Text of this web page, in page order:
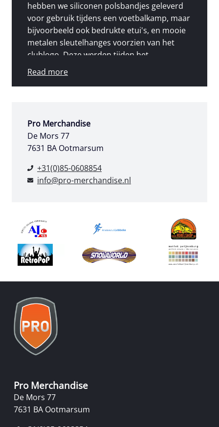
hebben we siliconen polsbandjes geleverd
voor gebruik tijdens een voetbalkamp, maar
bijvoorbeeld ook bedrukte etui's, en mooie
metalen sleutelhanges voorzien van het
clublogo. Deze werden tijden het
sinterklaasfeest aan de jeugd van de club
uitgedeeld.
eindresultaat"
Read more
Pro Merchandise
De Mors 77
7631 BA Ootmarsum
+31(0)85-0608854
info@pro-merchandise.nl
Pro Merchandise
De Mors 77
7631 BA Ootmarsum